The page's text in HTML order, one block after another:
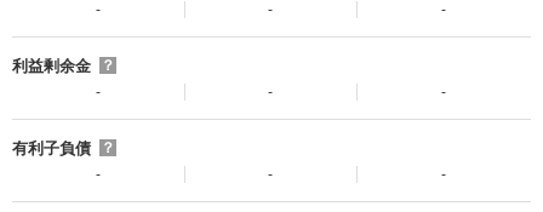
-
- -
利益剰余金
？
-
- -
有利子負債
？
-
- -